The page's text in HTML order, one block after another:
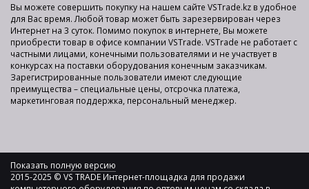
Вы можете совершить покупку на нашем сайте VSTrade.kz в удобное
для Вас время. Любой товар может быть зарезервирован через
Интернет на 3 суток. Помимо покупок в интернете, Вы можете
приобрести товар в офисе компании VSTrade. VSTrade не работает с
частными лицами, конечными пользователями и не участвует в
конкурсах на поставки оборудования конечным заказчикам.
Зарегистрированные пользователи имеют следующие
преимущества – специальные цены, отсрочка платежа,
маркетинговая поддержка, персональный менеджер.
Показать полную версию
2015-2025 © VS TRADE Интернет-площадка для продажи